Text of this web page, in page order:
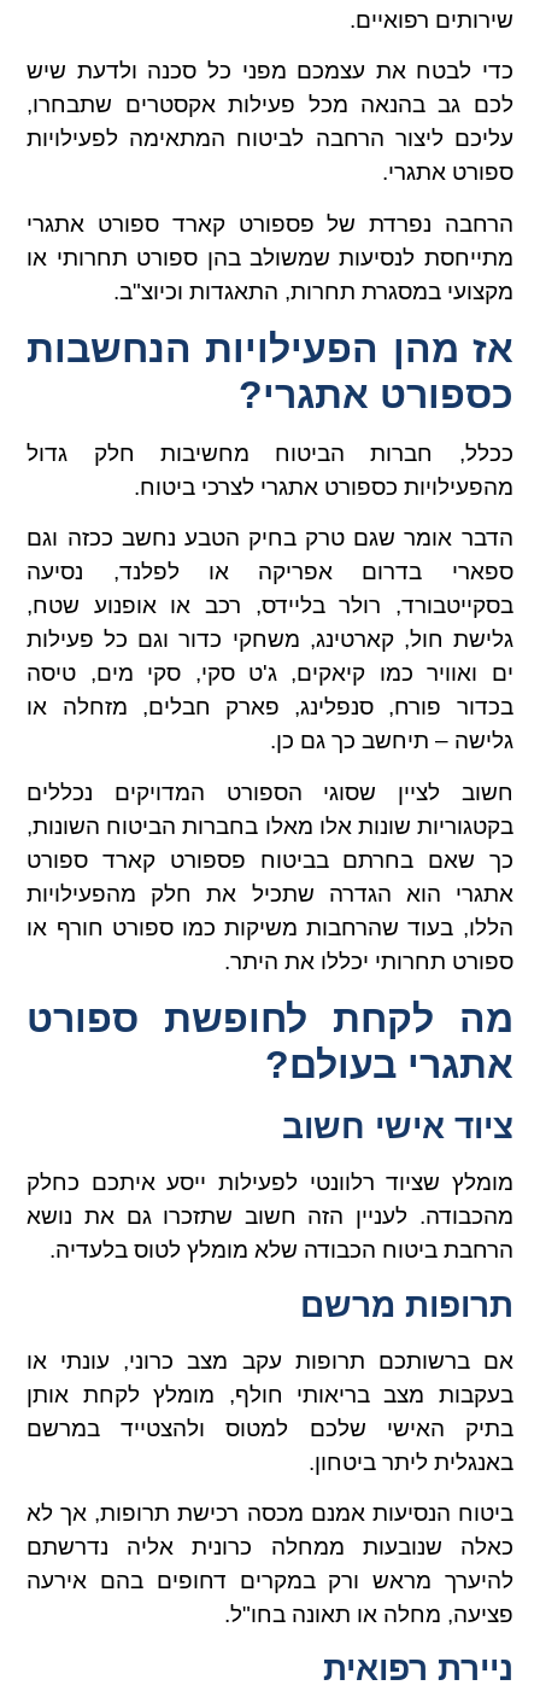
שירותים רפואיים.
כדי לבטח את עצמכם מפני כל סכנה ולדעת שיש
לכם גב בהנאה מכל פעילות אקסטרים שתבחרו,
עליכם ליצור הרחבה לביטוח המתאימה לפעילויות
ספורט אתגרי.
הרחבה נפרדת של פספורט קארד ספורט אתגרי
מתייחסת לנסיעות שמשולב בהן ספורט תחרותי או
מקצועי במסגרת תחרות, התאגדות וכיוצ"ב.
אז מהן הפעילויות הנחשבות
כספורט אתגרי?
ככלל, חברות הביטוח מחשיבות חלק גדול
מהפעילויות כספורט אתגרי לצרכי ביטוח.
הדבר אומר שגם טרק בחיק הטבע נחשב ככזה וגם
ספארי בדרום אפריקה או לפלנד, נסיעה
בסקייטבורד, רולר בליידס, רכב או אופנוע שטח,
גלישת חול, קארטינג, משחקי כדור וגם כל פעילות
ים ואוויר כמו קיאקים, ג'ט סקי, סקי מים, טיסה
בכדור פורח, סנפלינג, פארק חבלים, מזחלה או
גלישה – תיחשב כך גם כן.
חשוב לציין שסוגי הספורט המדויקים נכללים
בקטגוריות שונות אלו מאלו בחברות הביטוח השונות,
כך שאם בחרתם בביטוח פספורט קארד ספורט
אתגרי הוא הגדרה שתכיל את חלק מהפעילויות
הללו, בעוד שהרחבות משיקות כמו ספורט חורף או
ספורט תחרותי יכללו את היתר.
מה לקחת לחופשת ספורט
אתגרי בעולם?
ציוד אישי חשוב
מומלץ שציוד רלוונטי לפעילות ייסע איתכם כחלק
מהכבודה. לעניין הזה חשוב שתזכרו גם את נושא
הרחבת ביטוח הכבודה שלא מומלץ לטוס בלעדיה.
תרופות מרשם
אם ברשותכם תרופות עקב מצב כרוני, עונתי או
בעקבות מצב בריאותי חולף, מומלץ לקחת אותן
בתיק האישי שלכם למטוס ולהצטייד במרשם
באנגלית ליתר ביטחון.
ביטוח הנסיעות אמנם מכסה רכישת תרופות, אך לא
כאלה שנובעות ממחלה כרונית אליה נדרשתם
להיערך מראש ורק במקרים דחופים בהם אירעה
פציעה, מחלה או תאונה בחו"ל.
ניירת רפואית